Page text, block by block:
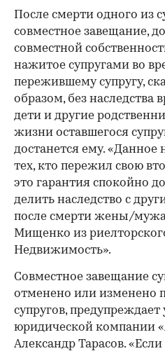
После смерти одного из
совместное завещание,
совместной
нажитое супругами во
пережившему супругу,
образом, без наследства
дети и другие
жизни оставшегося
достанется ему.
тех, кто пережил свою
это гарантия спокойно
делить наследство с
после смерти жены/
Мищенко из
Недвижимость».
Совместное завещание
отменено или изменено
супругов,
юридической компании
Александр Тарасов.